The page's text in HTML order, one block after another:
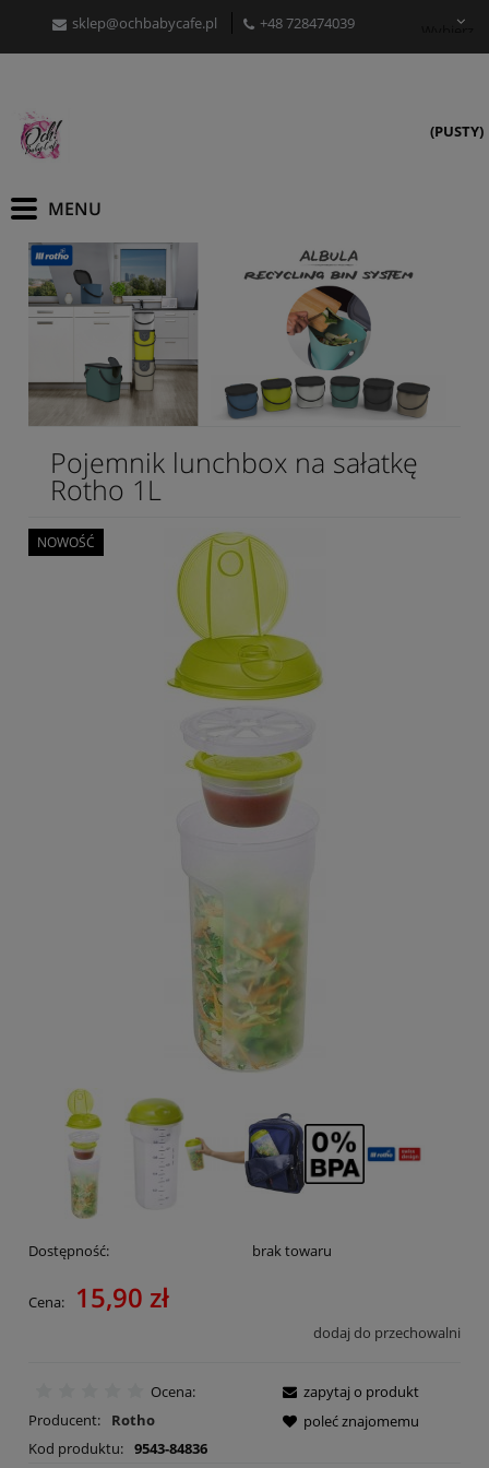
Wybierz
sklep@ochbabycafe.pl +48 728474039
(PUSTY)
Pojemnik lunchbox na sałatkę
Rotho 1L
NOWOŚĆ
Dostępność: brak towaru
Cena: 15,90 zł
dodaj do przechowalni
Ocena:
Producent:
Rotho
Kod produktu: 9543-84836
zapytaj o produkt
poleć znajomemu